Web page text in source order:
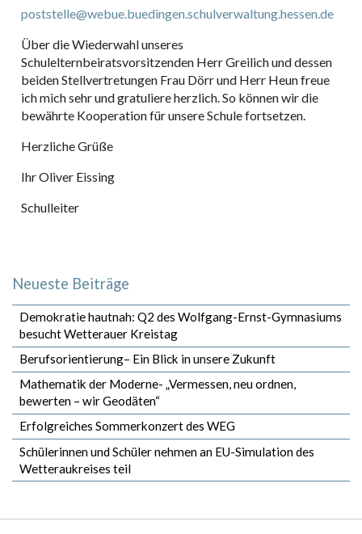
poststelle@webue.buedingen.schulverwaltung.hessen.de
Über die Wiederwahl unseres
Schulelternbeiratsvorsitzenden Herr Greilich und dessen
beiden Stellvertretungen Frau Dörr und Herr Heun freue
ich mich sehr und gratuliere herzlich. So können wir die
bewährte Kooperation für unsere Schule fortsetzen.
Herzliche Grüße
Ihr Oliver Eissing
Schulleiter
Neueste Beiträge
Demokratie hautnah: Q2 des Wolfgang-Ernst-Gymnasiums
besucht Wetterauer Kreistag
Berufsorientierung– Ein Blick in unsere Zukunft
Mathematik der Moderne- „Vermessen, neu ordnen,
bewerten – wir Geodäten“
Erfolgreiches Sommerkonzert des WEG
Schülerinnen und Schüler nehmen an EU-Simulation des
Wetteraukreises teil